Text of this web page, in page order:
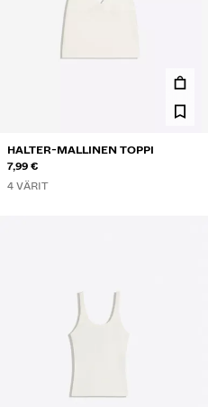
HALTER-MALLINEN TOPPI
7,99 €
4 VÄRIT